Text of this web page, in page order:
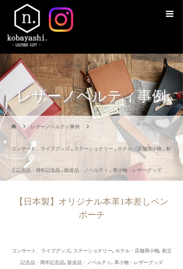
レザーノベルティ事例
レザーノベルティ事例
コンサート、ライブグッズ ,ステーショナリー , ホテル・店舗用小物 , 創
立記念品・周年記念品 ,販促品・ノベルティ , 革小物・レザーグッズ
【日本製】オリジナル本革1本差しペン
ポーチ
コンサート、ライブグッズ, ステーショナリー, ホテル・店舗用小物, 創立
記念品・周年記念品, 販促品・ノベルティ, 革小物・レザーグッズ